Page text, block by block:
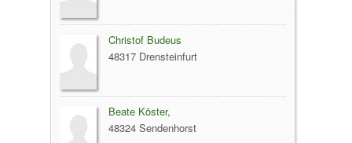
Christof Budeus
48317 Drensteinfurt
Beate Köster,
48324 Sendenhorst